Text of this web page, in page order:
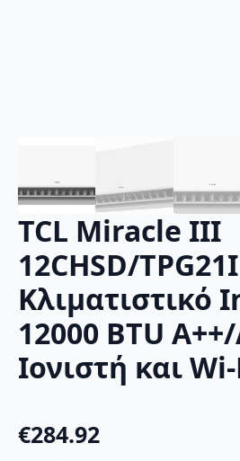
TCL Miracle III
12CHSD/TPG21I
Κλιματιστικό
12000 BTU
Ιονιστή και
€284.92